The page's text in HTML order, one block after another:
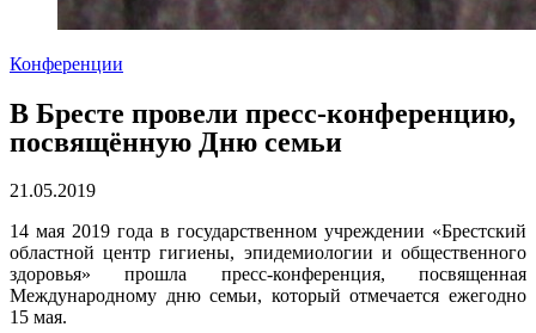
Конференции
В Бресте провели пресс-конференцию,
посвящённую Дню семьи
21.05.2019
14 мая 2019 года в государственном учреждении «Брестский
областной центр гигиены, эпидемиологии и общественного
здоровья» прошла пресс-конференция, посвященная
Международному дню семьи, который отмечается ежегодно
15 мая.